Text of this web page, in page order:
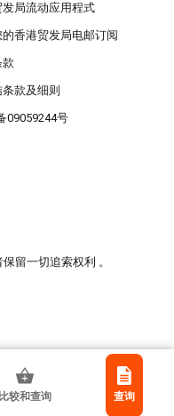
Co.,Ltd
比较和查询 查询
发局流动应用程式
香港贸发局电邮订阅
款及细则
09059244号
留一切追索权利 。